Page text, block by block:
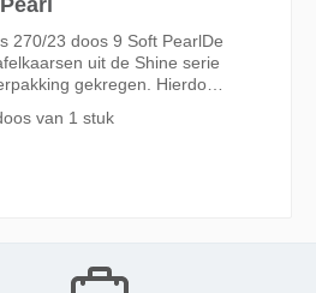
270/23 doos 9 Soft PearlDe
uit de Shine serie
gekregen. Hierdoor
betekent o
van 1 stuk